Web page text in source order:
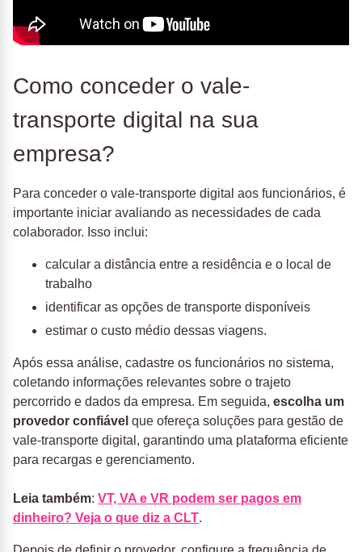
Como conceder o vale-
transporte digital na sua
empresa?
Para conceder o vale-transporte digital aos funcionários, é
importante iniciar avaliando as necessidades de cada
colaborador. Isso inclui:
calcular a distância entre a residência e o local de
trabalho
identificar as opções de transporte disponíveis
estimar o custo médio dessas viagens.
Após essa análise, cadastre os funcionários no sistema,
coletando informações relevantes sobre o trajeto
percorrido e dados da empresa. Em seguida, escolha um
provedor confiável que ofereça soluções para gestão de
vale-transporte digital, garantindo uma plataforma eficiente
para recargas e gerenciamento.
Leia também: VT, VA e VR podem ser pagos em
dinheiro? Veja o que diz a CLT.